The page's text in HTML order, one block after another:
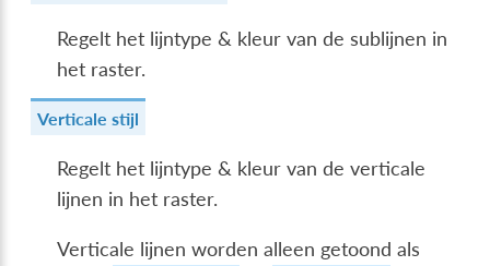
Regelt het lijntype & kleur van de sublijnen in
het raster.
Verticale stijl
Regelt het lijntype & kleur van de verticale
lijnen in het raster.
Verticale lijnen worden alleen getoond als